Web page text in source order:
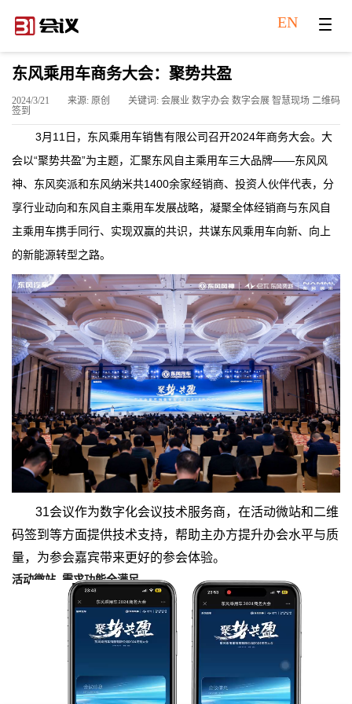
EN
东风乘用车商务大会：聚势共盈
2024/3/21 来源: 原创
关键词: 会展业 数字办会 数字会展 智慧现场 二维码
签到
3月11日，东风乘用车销售有限公司召开2024年商务大会。大
会以“聚势共盈”为主题，汇聚东风自主乘用车三大品牌——东风风
神、东风奕派和东风纳米共1400余家经销商、投资人伙伴代表，分
享行业动向和东风自主乘用车发展战略，凝聚全体经销商与东风自
主乘用车携手同行、实现双赢的共识，共谋东风乘用车向新、向上
的新能源转型之路。
31会议作为数字化会议技术服务商，在活动微站和二维
码签到等方面提供技术支持，帮助主办方提升办会水平与质
量，为参会嘉宾带来更好的参会体验。
活动微站 需求功能全满足